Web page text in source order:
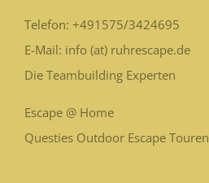
Telefon: +491575/3424695
E-Mail: info (at) ruhrescape.de
Die Teambuilding Experten
Escape @ Home
Questies Outdoor Escape Touren